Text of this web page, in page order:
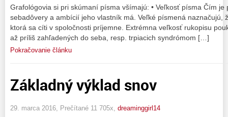
Grafológovia si pri skúmaní písma všímajú: • Veľkosť písma Čím je
sebadôvery a ambícií jeho vlastník má. Veľké písmená naznačujú,
ktorá sa cíti v spoločnosti príjemne. Extrémna veľkosť rukopisu
až príliš zahľadených do seba, resp. trpiacich syndrómom […]
Pokračovanie článku
Základný výklad snov
29. marca 2016, Prečítané 11 705x, dreaminggirl14